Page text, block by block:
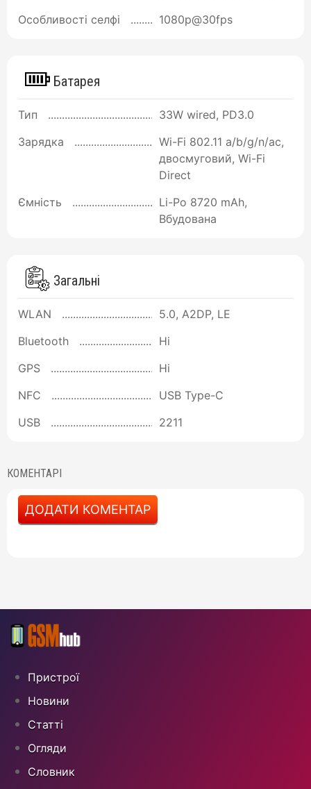
Особливості селфі
1080p@30fps
Батарея
Тип
33W wired, PD3.0
Зарядка
Wi-Fi 802.11 a/b/g/n/ac,
двосмуговий, Wi-Fi
Direct
Ємність
Li-Po 8720 mAh,
Вбудована
Загальні
WLAN
5.0, A2DP, LE
Bluetooth
Ні
GPS
Ні
NFC
USB Type-C
USB
2211
КОМЕНТАРІ
ДОДАТИ КОМЕНТАР
Пристрої
Новини
Статті
Огляди
Cловник